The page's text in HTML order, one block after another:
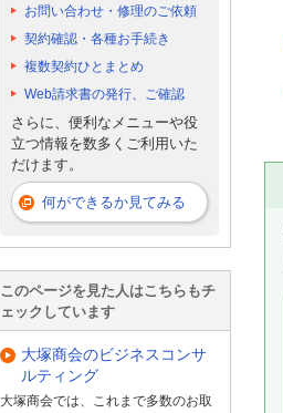
お問い合わせ・修理のご依頼
契約確認・各種お手続き
複数契約ひとまとめ
Web請求書の発行、ご確認
さらに、便利なメニューや役
立つ情報を数多くご利用いた
だけます。
何ができるか見てみる
このページを見た人はこちらもチ
ェックしています
大塚商会のビジネスコンサ
ルティング
大塚商会では、これまで多数のお取